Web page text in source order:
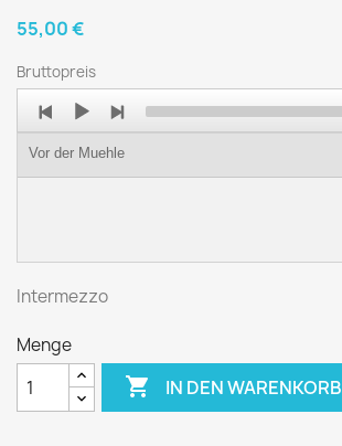
55,00 €
Bruttopreis
Player
Vor der Muehle
Intermezzo
Menge
 IN DEN WARENKORB